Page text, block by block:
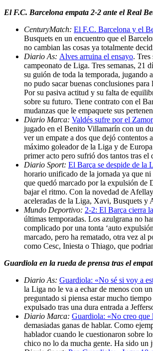
El F.C. Barcelona empata 2-2 ante el Real
CenturyMatch: El F.C. Barcelona y el
Busquets en un encuentro que el
no cambian las cosas ya totalmente
Diario As: Alves arruina el ensayo.
campeonato de Liga. Tres semanas, 21
su guión de toda la temporada, jugando
no pudo sacar buenas conclusiones
Por su pasiva actitud y su falta de
sobre su futuro. Tiene contrato con el
mudanzas que le empaquete sus
Diario Marca: Valdés sufre por el
jugado en el Benito Villamarín con un
ver un empate a dos que dejó
máximo goleador de la Liga y de
primer acto pero sufrió dos tantos tras
Diario Sport: El Barça se despide de la
horario unificado de la jornada ya que
que quedó marcado por la expulsión de
bajar el ritmo. Con la novedad de
aceleradas de la Liga, Xavi, Busquets
Mundo Deportivo: 2-2: El Barça cierra
últimas temporadas. Los azulgrana no
complicado por una tonta ‘auto
marcado, pero ha rematado, otra vez al
como Cesc, Iniesta o Thiago, que
Guardiola en la rueda de prensa tras el
Diario As: Guardiola: «No sé si voy a
la Liga no le va a echar de menos con
preguntado si piensa estar mucho
expulsado tras una dura entrada a
Diario Marca: Guardiola: «No creo que
demasiadas ganas de hablar. Como
hablador cuando le cuestionaron sobre
chico no lo da mucha gente. Ha sido